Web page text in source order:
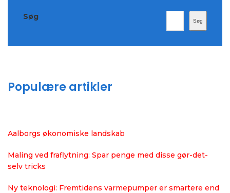
Søg Søg
Populære artikler
Aalborgs økonomiske landskab
Maling ved fraflytning: Spar penge med disse gør-det-
selv tricks
Ny teknologi: Fremtidens varmepumper er smartere end